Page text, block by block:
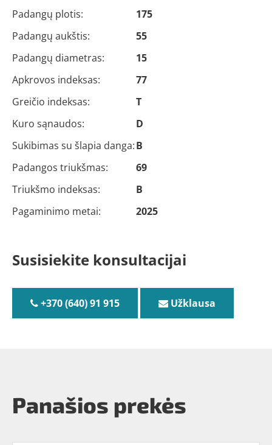
Padangų plotis:
175
Padangų aukštis:
55
Padangų diametras:
15
Apkrovos indeksas:
77
Greičio indeksas:
T
Kuro sąnaudos:
D
Sukibimas su šlapia danga:B
Padangos triukšmas:
69
Triukšmo indeksas:
B
Pagaminimo metai:
2025
Susisiekite konsultacijai
+370 (640) 91 915 Užklausa
Panašios prekės